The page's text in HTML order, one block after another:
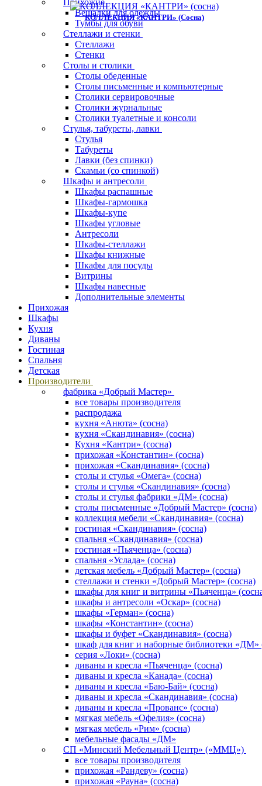
Прихожие
Вешалки для одежды
Тумбы для обуви
Стеллажи и стенки
Стеллажи
Стенки
Столы и столики
Столы обеденные
Столы письменные и компьютерные
Столики сервировочные
Столики журнальные
Столики туалетные и консоли
Стулья, табуреты, лавки
Стулья
Табуреты
Лавки (без спинки)
Скамьи (со спинкой)
Шкафы и антресоли
Шкафы распашные
Шкафы-гармошка
Шкафы-купе
Шкафы угловые
Антресоли
Шкафы-стеллажи
Шкафы книжные
Шкафы для посуды
Витрины
Шкафы навесные
Дополнительные элементы
Прихожая
Шкафы
Кухня
Диваны
Гостиная
КОЛЛЕКЦИЯ «КАНТРИ» (сосна)
Спальня
Детская
Производители
фабрика «Добрый Мастер»
все товары производителя
распродажа
кухня «Анюта» (сосна)
кухня «Скандинавия» (сосна)
Кухня «Кантри» (сосна)
прихожая «Константин» (сосна)
прихожая «Скандинавия» (сосна)
столы и стулья «Омега» (сосна)
столы и стулья «Скандинавия» (сосна)
столы и стулья фабрики «ДМ» (сосна)
столы письменные «Добрый Мастер» (сосна)
коллекция мебели «Скандинавия» (сосна)
гостиная «Скандинавия» (сосна)
спальня «Скандинавия» (сосна)
гостиная «Пьяченца» (сосна)
спальня «Услада» (сосна)
детская мебель «Добрый Мастер» (сосна)
стеллажи и стенки «Добрый Мастер» (сосна)
шкафы для книг и витрины «Пьяченца»
шкафы и антресоли «Оскар» (сосна)
шкафы «Герман» (сосна)
шкафы «Константин» (сосна)
шкафы и буфет «Скандинавия» (сосна)
шкаф для книг и наборные библиотеки «ДМ»
серия «Локи» (сосна)
диваны и кресла «Пьяченца» (сосна)
диваны и кресла «Канада» (сосна)
диваны и кресла «Баю-Бай» (сосна)
диваны и кресла «Скандинавия» (сосна)
диваны и кресла «Прованс» (сосна)
мягкая мебель «Офелия» (сосна)
мягкая мебель «Рим» (сосна)
мебельные фасады «ДМ»
СП «Минский Мебельный Центр» («ММЦ»)
все товары производителя
прихожая «Рандеву» (сосна)
прихожая «Рауна» (сосна)